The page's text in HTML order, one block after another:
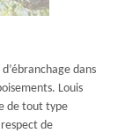
dans
Louis
de tout type
de